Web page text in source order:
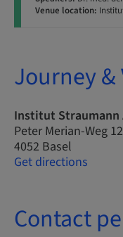
Venue location:
Journey &
Institut Straumann
Peter Merian-Weg 12
4052 Basel
Get directions
Contact